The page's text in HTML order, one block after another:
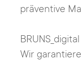
präventive
Wir